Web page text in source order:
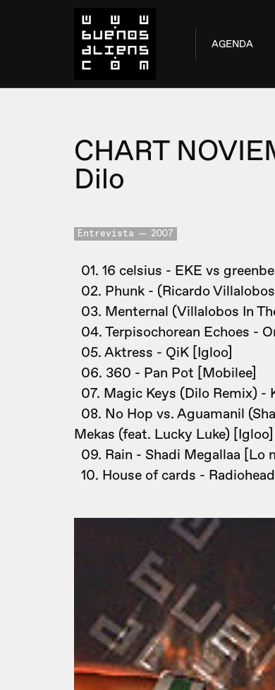
AGENDA
CHART
Dilo
Entrevista 2007
01. 16 celsius - EKE vs
02. Phunk - (Ricardo
03. Menternal (Villalobos In
04. Terpisochorean Echoes -
05. Aktress - QiK [Igloo]
06. 360 - Pan Pot [Mobilee]
07. Magic Keys (Dilo Remix) -
08. No Hop vs. Aguamanil
Mekas (feat. Lucky Luke) [Igloo]
09. Rain - Shadi Megallaa [Lo
10. House of cards - Radiohead